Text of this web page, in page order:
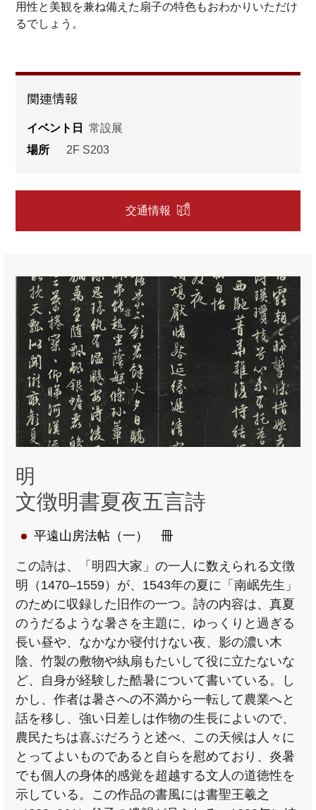
用性と美観を兼ね備えた扇子の特色もおわかりいただけ
るでしょう。
関連情報
イベント日
常設展
場所
2F S203
交通情報
明
文徴明書夏夜五言詩
平遠山房法帖（一） 冊
この詩は、「明四大家」の一人に数えられる文徴
明（1470–1559）が、1543年の夏に「南岷先生」
のために収録した旧作の一つ。詩の内容は、真夏
のうだるような暑さを主題に、ゆっくりと過ぎる
長い昼や、なかなか寝付けない夜、影の濃い木
陰、竹製の敷物や紈扇もたいして役に立たないな
ど、自身が経験した酷暑について書いている。し
かし、作者は暑さへの不満から一転して農業へと
話を移し、強い日差しは作物の生長によいので、
農民たちは喜ぶだろうと述べ、この天候は人々に
とってよいものであると自らを慰めており、炎暑
でも個人の身体的感覚を超越する文人の道徳性を
示している。この作品の書風には書聖王羲之